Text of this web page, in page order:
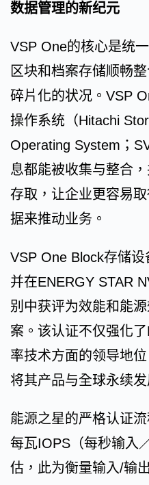
数据管理的新纪元
VSP One的核心是统
区块和档案存储顺畅
碎片化的状况。VSP
操作系统（Hitachi
Operating System；
息都能被收集与整合
存取，让企业更容易
据来推动业务。
VSP One Block存储设
并在ENERGY STAR
别中获评为效能和能
案。该认证不仅强化
率技术方面的领导地
将其产品与全球永续
能源之星的严格认证
每瓦IOPS（每秒输入
估，此为衡量输入/输